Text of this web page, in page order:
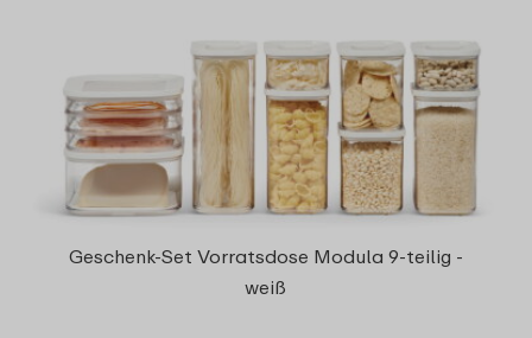
Geschenk-Set Vorratsdose Modula 9-teilig -
weiß